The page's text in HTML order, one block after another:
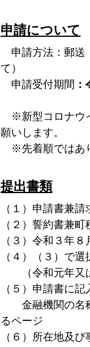
申請について
申請方法：郵送
て）
申請受付期間
11月19
※新型コロナウ
願いします。
※先着順ではあ
提出書類
（１）申請書兼請
（２）誓約書兼
（３）令和３年
（４）（３）で
（令和元年又は
（５）申請書に
金融機関の名称
るページ
（６）所在地及